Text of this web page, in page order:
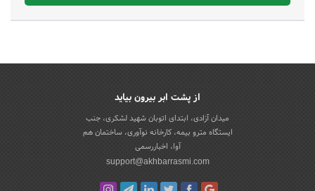
از پشت ابر بیرون بیاید
میدان آزادی، ابتدای اتوبان شهید لشکری، جنب
ایستگاه مترو بیمه، کارخانه نوآوری، ساختمان هم
آوا، اخباررسمی
support@akhbarrasmi.com